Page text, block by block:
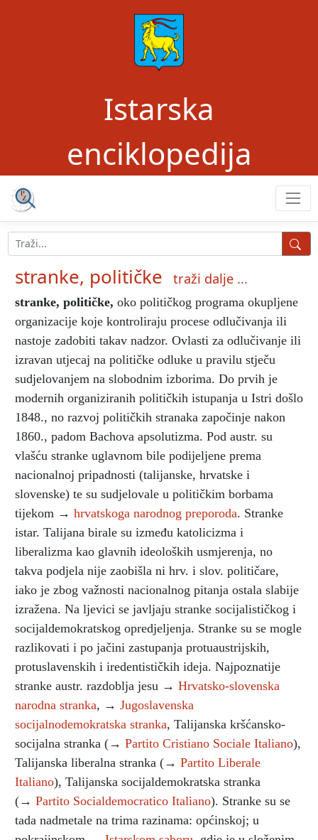
Istarska
enciklopedija
stranke, političke traži dalje ...
stranke, političke, oko političkog programa okupljene
organizacije koje kontroliraju procese odlučivanja ili
nastoje zadobiti takav nadzor. Ovlasti za odlučivanje ili
izravan utjecaj na političke odluke u pravilu stječu
sudjelovanjem na slobodnim izborima. Do prvih je
modernih organiziranih političkih istupanja u Istri došlo
1848., no razvoj političkih stranaka započinje nakon
1860., padom Bachova apsolutizma. Pod austr. su
vlašću stranke uglavnom bile podijeljene prema
nacionalnoj pripadnosti (talijanske, hrvatske i
slovenske) te su sudjelovale u političkim borbama
tijekom → hrvatskoga narodnog preporoda. Stranke
istar. Talijana birale su između katolicizma i
liberalizma kao glavnih ideoloških usmjerenja, no
takva podjela nije zaobišla ni hrv. i slov. političare,
iako je zbog važnosti nacionalnog pitanja ostala slabije
izražena. Na ljevici se javljaju stranke socijalističkog i
socijaldemokratskog opredjeljenja. Stranke su se mogle
razlikovati i po jačini zastupanja protuaustrijskih,
protuslavenskih i iredentističkih ideja. Najpoznatije
stranke austr. razdoblja jesu → Hrvatsko-slovenska
narodna stranka, → Jugoslavenska
socijalnodemokratska stranka, Talijanska kršćansko-
socijalna stranka (→ Partito Cristiano Sociale Italiano),
Talijanska liberalna stranka (→ Partito Liberale
Italiano), Talijanska socijaldemokratska stranka
(→ Partito Socialdemocratico Italiano). Stranke su se
tada nadmetale na trima razinama: općinskoj; u